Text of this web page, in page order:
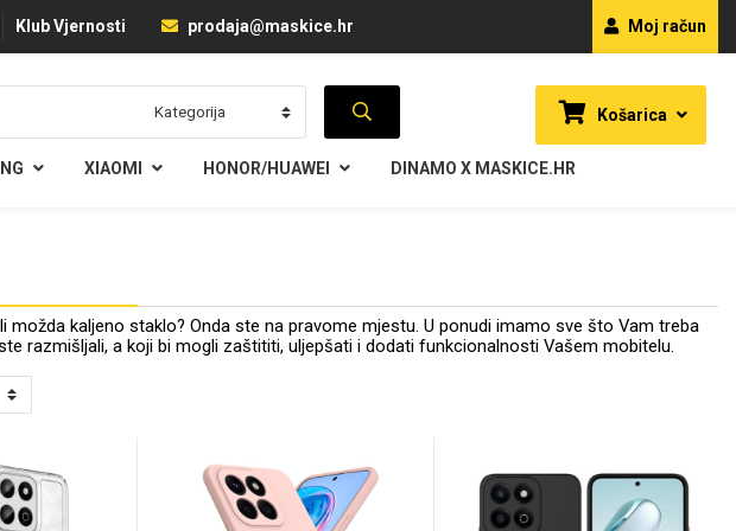
Klub Vjernosti prodaja@maskice.hr Moj račun
Košarica
XIAOMI HONOR/HUAWEI DINAMO X MASKICE.HR
kaljeno staklo? Onda ste na pravome mjestu. U ponudi imamo sve što Vam treba
razmišljali, a koji bi mogli zaštititi, uljepšati i dodati funkcionalnosti Vašem mobitelu.